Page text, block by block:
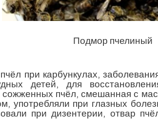
Подмор пчелиный
при карбункулах,
детей, для
сожженных пчёл, смешанная с
употребляли при глазных
при дизентерии, отвар